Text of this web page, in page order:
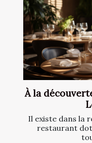
À la
Il existe dans la
restaurant